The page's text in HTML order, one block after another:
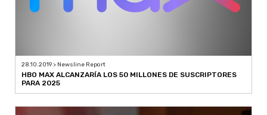
28.10.2019 > Newsline Report
HBO MAX ALCANZARÍA LOS 50 MILLONES DE SUSCRIPTORES
PARA 2025